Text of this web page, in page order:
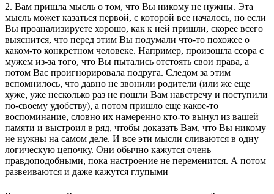
2. Вам пришла мысль о том, что Вы никому не нужны. Эта
мысль может казаться первой, с которой все началось, но если
Вы проанализируете хорошо, как к ней пришли, скорее всего
выяснится, что перед этим Вы подумали что-то похожее о
каком-то конкретном человеке. Например, произошла ссора с
мужем из-за того, что Вы пытались отстоять свои права, а
потом Вас проигнорировала подруга. Следом за этим
вспомнилось, что давно не звонили родители (или же еще
хуже, уже несколько раз не пошли Вам навстречу и поступили
по-своему удобству), а потом пришло еще какое-то
воспоминание, словно их намеренно кто-то вынул из вашей
памяти и выстроил в ряд, чтобы доказать Вам, что Вы никому
не нужны на самом деле. И все эти мысли сливаются в одну
логическую цепочку. Они обычно кажутся очень
правдоподобными, пока настроение не переменится. А потом
развеиваются и даже кажутся глупыми